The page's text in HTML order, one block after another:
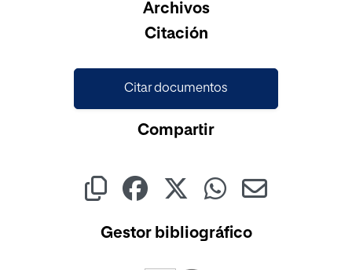
Archivos
Citación
Citar documentos
Compartir
Gestor bibliográfico